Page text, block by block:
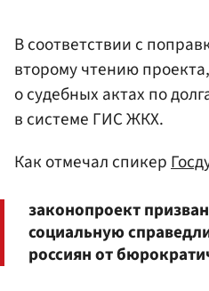
В соответствии с
второму чтению
о судебных актах по
в системе ГИС ЖКХ.
Как отмечал спикер
законопроект
социальную
россиян от